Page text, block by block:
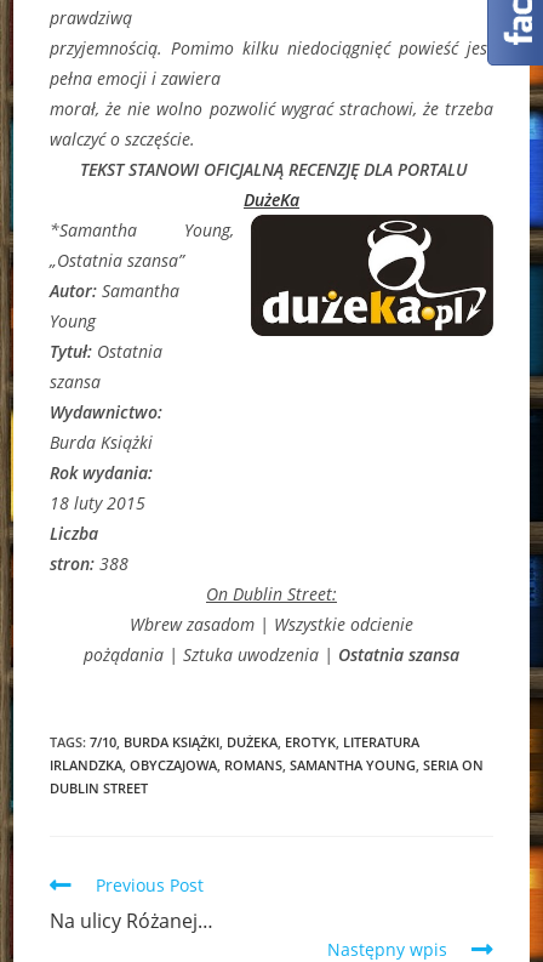
prawdziwą
przyjemnością. Pomimo kilku niedociągnięć powieść jest
pełna emocji i zawiera
morał, że nie wolno pozwolić wygrać strachowi, że trzeba
walczyć o szczęście.
TEKST STANOWI OFICJALNĄ RECENZJĘ DLA PORTALU
DużeKa
*Samantha Young,
„Ostatnia szansa”
Autor:Samantha
Young
Tytuł: Ostatnia
szansa
Wydawnictwo:
Burda Książki
Rok wydania:
18 luty 2015
Liczba
stron:388
On Dublin Street:
Wbrew zasadom | Wszystkie odcienie
pożądania | Sztuka uwodzenia | Ostatnia szansa
TAGS:7/10 BURDA KSIĄŻKI DUŻEKA EROTYK LITERATURA
IRLANDZKA OBYCZAJOWA ROMANS SAMANTHA YOUNG SERIA ON
DUBLIN STREET
Read
articles
Previous Post
Na ulicy Różanej…
Następny wpis